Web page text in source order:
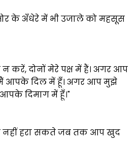
भोर के अँधेरे में भी उजाले को महसूस
करें, दोनों मेरे पक्ष में हैं। अगर आप
आपके दिल में हूँ। अगर आप मुझे
दिमाग में हूँ।"
हरा सकते जब तक आप खुद